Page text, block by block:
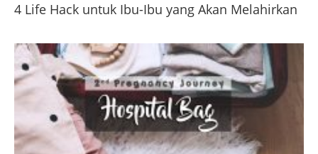
4 Life Hack untuk Ibu-Ibu yang Akan Melahirkan